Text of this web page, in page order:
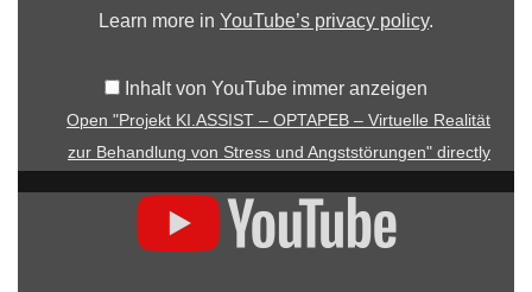
Learn more in YouTube’s privacy policy.
Inhalt von YouTube immer anzeigen
Open "Projekt KI.ASSIST – OPTAPEB – Virtuelle Realität
zur Behandlung von Stress und Angststörungen" directly